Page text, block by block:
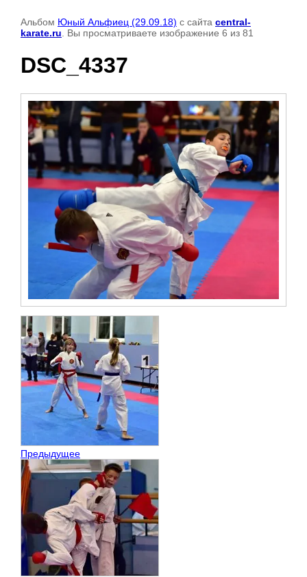
Альбом Юный Альфиец (29.09.18) с сайта central-
karate.ru . Вы просматриваете изображение 6 из 81
DSC_4337
Предыдущее